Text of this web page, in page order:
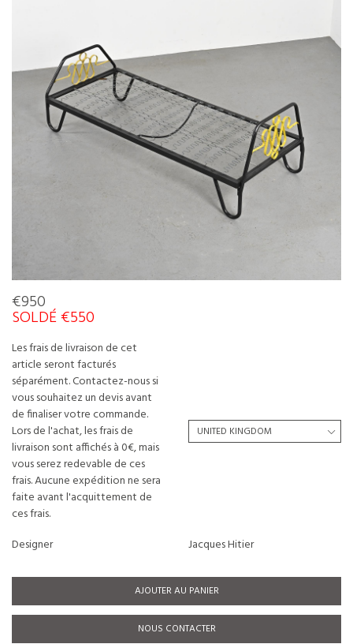
€950
SOLDÉ €550
Les frais de livraison de cet
article seront facturés
séparément. Contactez-nous si
vous souhaitez un devis avant
de finaliser votre commande.
Lors de l'achat, les frais de
livraison sont affichés à 0€, mais
vous serez redevable de ces
frais. Aucune expédition ne sera
faite avant l'acquittement de
ces frais.
Designer
Jacques Hitier
AJOUTER AU PANIER
NOUS CONTACTER